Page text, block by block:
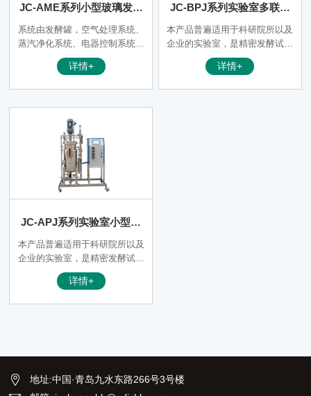
JC-AME系列小型玻璃发酵
罐
系统由发酵罐，空气处理系统、
蒸汽净化系统、电器控制系统、
恒温系统及管路、阀门、辅助系
统，传感器与一次仪表系统，下
详情+
JC-BPJ系列实验室多联不
锈钢发酵罐 （高校/科研机
构专用）
本产品普遍适用于科研院所以及
企业的实验室，是精密发酵试验
的理想工具。可以适用于发酵培
养的培养基配方的筛选，发酵工
详情+
JC-APJ系列实验室小型发
酵罐/小试/中试发酵罐 （高
校/科研机构专用）
本产品普遍适用于科研院所以及
企业的实验室，是精密发酵试验
的理想工具。可以适用于发酵培
养的培养基配方的筛选，发酵工
详情+
地址:中国·青岛九水东路266号3号楼